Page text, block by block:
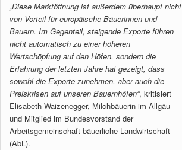
„Diese Marktöffnung ist außerdem überhaupt nicht
von Vorteil für europäische Bäuerinnen und
Bauern. Im Gegenteil, steigende Exporte führen
nicht automatisch zu einer höheren
Wertschöpfung auf den Höfen, sondern die
Erfahrung der letzten Jahre hat gezeigt, dass
sowohl die Exporte zunehmen, aber auch die
Preiskrisen auf unseren Bauernhöfen“, kritisiert
Elisabeth Waizenegger, Milchbäuerin im Allgäu
und Mitglied im Bundesvorstand der
Arbeitsgemeinschaft bäuerliche Landwirtschaft
(AbL).